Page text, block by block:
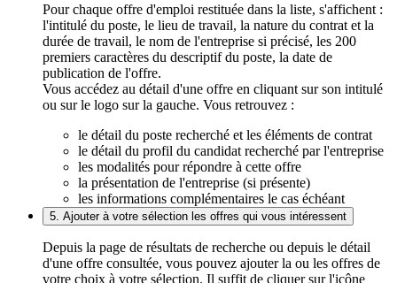
Pour chaque offre d'emploi restituée dans la liste, s'affichent :
l'intitulé du poste, le lieu de travail, la nature du contrat et la
durée de travail, le nom de l'entreprise si précisé, les 200
premiers caractères du descriptif du poste, la date de
publication de l'offre.
Vous accédez au détail d'une offre en cliquant sur son intitulé
ou sur le logo sur la gauche. Vous retrouvez :
le détail du poste recherché et les éléments de contrat
le détail du profil du candidat recherché par l'entreprise
les modalités pour répondre à cette offre
la présentation de l'entreprise (si présente)
les informations complémentaires le cas échéant
5. Ajouter à votre sélection les offres qui vous intéressent
Depuis la page de résultats de recherche ou depuis le détail
d'une offre consultée, vous pouvez ajouter la ou les offres de
votre choix à votre sélection. Il suffit de cliquer sur l'icône